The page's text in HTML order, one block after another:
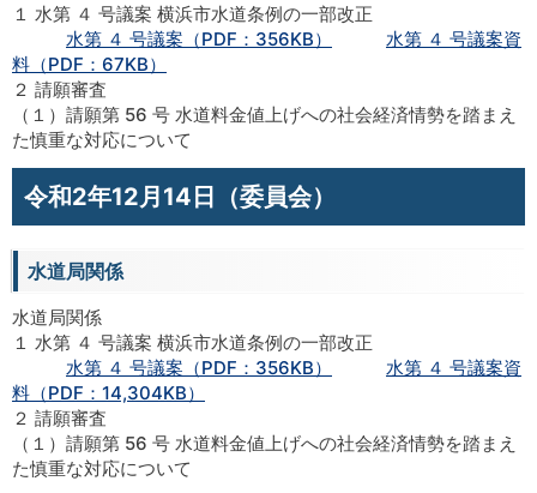
１ 水第 ４ 号議案 横浜市水道条例の一部改正
水第 ４ 号議案（PDF：356KB）
水第 ４ 号議案資
料（PDF：67KB）
２ 請願審査
（１）請願第 56 号 水道料金値上げへの社会経済情勢を踏まえ
た慎重な対応について
令和2年12月14日（委員会）
水道局関係
水道局関係
１ 水第 ４ 号議案 横浜市水道条例の一部改正
水第 ４ 号議案（PDF：356KB）
水第 ４ 号議案資
料（PDF：14,304KB）
２ 請願審査
（１）請願第 56 号 水道料金値上げへの社会経済情勢を踏まえ
た慎重な対応について